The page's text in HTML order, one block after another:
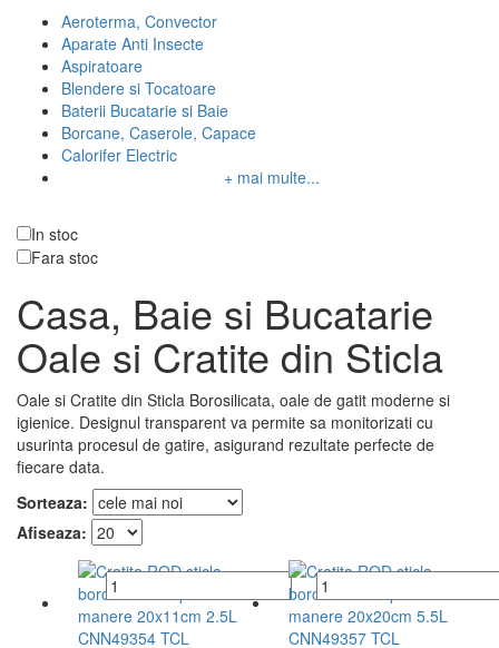
Aeroterma, Convector
Aparate Anti Insecte
Aspiratoare
Blendere si Tocatoare
Baterii Bucatarie si Baie
Borcane, Caserole, Capace
Calorifer Electric
+ mai multe...
In stoc
Fara stoc
Casa, Baie si Bucatarie
Oale si Cratite din Sticla
Oale si Cratite din Sticla Borosilicata, oale de gatit moderne si
igienice. Designul transparent va permite sa monitorizati cu
usurinta procesul de gatire, asigurand rezultate perfecte de
fiecare data.
Sorteaza:
Afiseaza: